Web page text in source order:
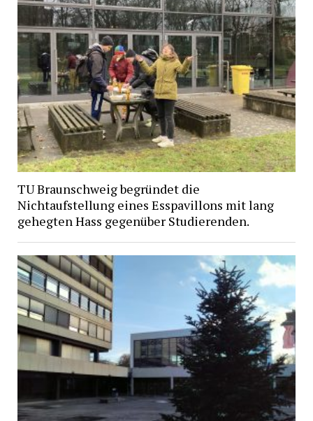
TU Braunschweig begründet die
Nichtaufstellung eines Esspavillons mit lang
gehegten Hass gegenüber Studierenden.